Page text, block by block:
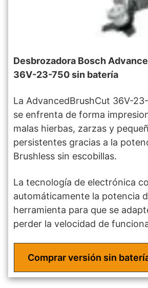
Desbrozadora Bosch
36V-23-750 sin batería
La AdvancedBrushCut 36V-
se enfrenta de forma
malas hierbas, zarzas y
persistentes gracias a la
Brushless sin escobillas.
La tecnología de electrónica
automáticamente la potencia
herramienta para que se
perder la velocidad de
Comprar versión sin